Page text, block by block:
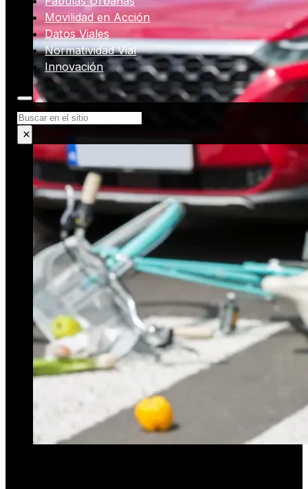
Movilidad en Acción
Datos Viales
Normatividad Vial
Innovación
Buscar
×